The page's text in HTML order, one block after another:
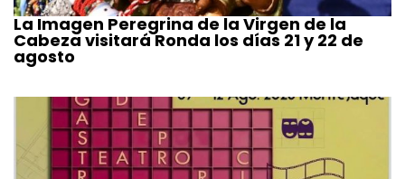
La Imagen Peregrina de la Virgen de la
Cabeza visitará Ronda los días 21 y 22 de
agosto